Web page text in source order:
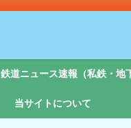
鉄道ニュース速報（私鉄・地
当サイトについて